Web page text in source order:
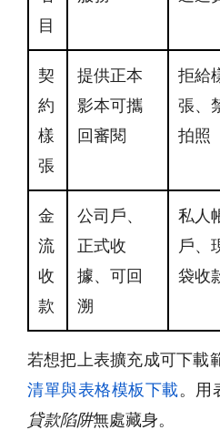
目
契
約
樣
張
提供正本
影本可攜
回審閱
拒給
張、
拍照
金
流
收
款
公司戶、
正式收
據、可回
溯
私人
戶、
袋收
若想把上表擴充成可下載
清單與表格模板下載。用
貸款陷阱無處藏身。